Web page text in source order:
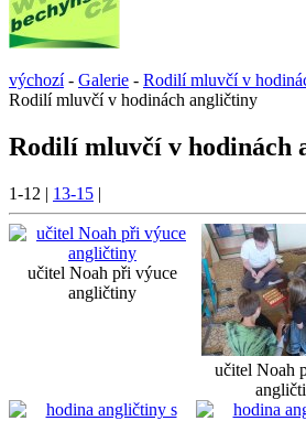
výchozí- Galerie - Rodilí mluvčí v
Rodilí mluvčí v hodinách angličtiny
Rodilí mluvčí v hodinách
1-12 | 13-15 |
učitel Noah při výuce
angličtiny
učitel Noah